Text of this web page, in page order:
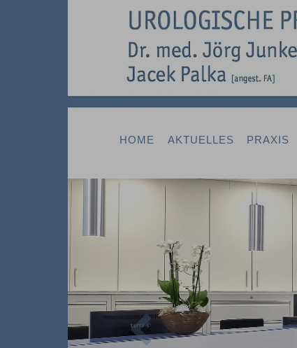
HOME AKTUELLES PRAXIS
Previous